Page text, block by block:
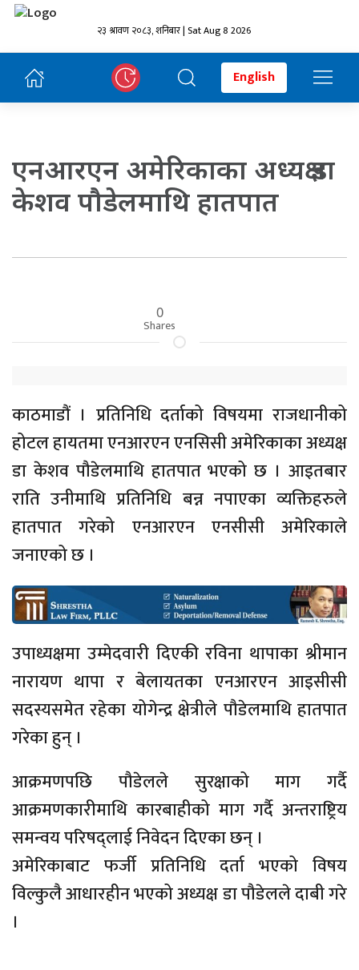
२३ श्रावण २०८३, शनिबार | Sat Aug 8 2026
English
एनआरएन अमेरिकाका अध्यक्ष डा
केशव पौडेलमाथि हातपात
0
Shares
काठमाडौं । प्रतिनिधि दर्ताको विषयमा राजधानीको
होटल हायतमा एनआरएन एनसिसी अमेरिकाका अध्यक्ष
डा केशव पौडेलमाथि हातपात भएको छ । आइतबार
राति उनीमाथि प्रतिनिधि बन्न नपाएका व्यक्तिहरुले
हातपात गरेको एनआरएन एनसीसी अमेरिकाले
जनाएको छ ।
उपाध्यक्षमा उम्मेदवारी दिएकी रविना थापाका श्रीमान
नारायण थापा र बेलायतका एनआरएन आइसीसी
सदस्यसमेत रहेका योगेन्द्र क्षेत्रीले पौडेलमाथि हातपात
गरेका हुन् ।
आक्रमणपछि पौडेलले सुरक्षाको माग गर्दै
आक्रमणकारीमाथि कारबाहीको माग गर्दै अन्तराष्ट्रिय
समन्वय परिषद्लाई निवेदन दिएका छन् ।
अमेरिकाबाट फर्जी प्रतिनिधि दर्ता भएको विषय
विल्कुलै आधारहीन भएको अध्यक्ष डा पौडेलले दाबी गरे
।